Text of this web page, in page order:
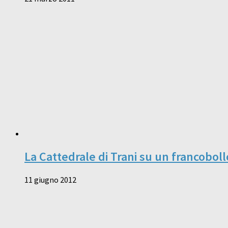
La Cattedrale di Trani su un
11 giugno 2012